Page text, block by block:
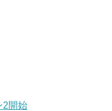
2開始